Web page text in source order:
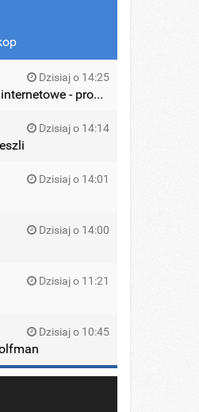
Dzisiaj o 14:25
Zagraniczne sklepy internetowe - promocje
Dzisiaj o 14:14
Dzisiaj o 14:01
Dzisiaj o 14:00
Dzisiaj o 11:21
Dzisiaj o 10:45